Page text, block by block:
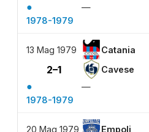
●
—
1978-1979
13 Mag 1979 Catania
2–1 Cavese
●
—
1978-1979
20 Mag 1979 Empoli